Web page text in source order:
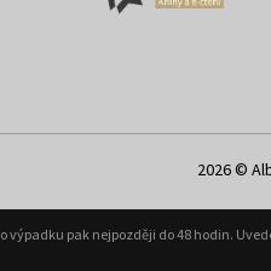
2026 ©
pak nejpozději do 48 hodin.